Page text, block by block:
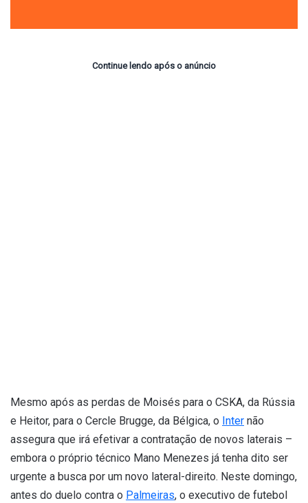
Continue lendo após o anúncio
Mesmo após as perdas de Moisés para o CSKA, da Rússia
e Heitor, para o Cercle Brugge, da Bélgica, o Inter não
assegura que irá efetivar a contratação de novos laterais –
embora o próprio técnico Mano Menezes já tenha dito ser
urgente a busca por um novo lateral-direito. Neste domingo,
antes do duelo contra o Palmeiras, o executivo de futebol